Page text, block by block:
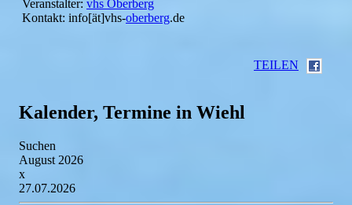
Veranstalter: vhs Oberberg
Kontakt: info[ät]vhs-oberberg.de
TEILEN
Kalender, Termine in Wiehl
Suchen
August 2026
x
27.07.2026